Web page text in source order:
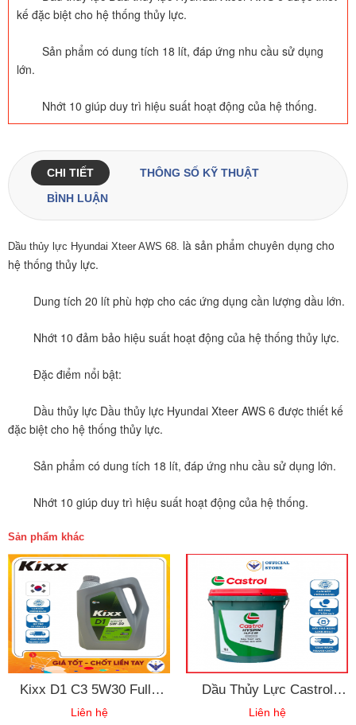
kế đặc biệt cho hệ thống thủy lực.
lớn.
	Nhớt 10 giúp duy trì hiệu suất hoạt động của hệ thống.
CHI TIẾT
THÔNG SỐ KỸ THUẬT
BÌNH LUẬN
Dầu thủy lực Hyundai Xteer AWS 68. là sản phẩm chuyên dụng cho
hệ thống thủy lực.
	Dung tích 20 lít phù hợp cho các ứng dụng cần lượng dầu lớn.
	Nhớt 10 đảm bảo hiệu suất hoạt động của hệ thống thủy lực.
	Đặc điểm nổi bật:
đặc biệt cho hệ thống thủy lực.
	Sản phẩm có dung tích 18 lít, đáp ứng nhu cầu sử dụng lớn.
	Nhớt 10 giúp duy trì hiệu suất hoạt động của hệ thống.
Sản phẩm khác
Kixx D1 C3 5W30 Fully
Synthetic (5L) - Dầu Động
Liên hệ
Dầu Thủy Lực Castrol
Hyspin AWS 68 18 Lít
Liên hệ